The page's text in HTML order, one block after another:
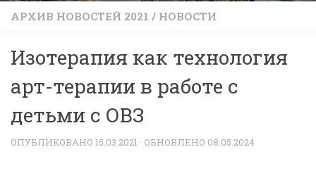
АРХИВ НОВОСТЕЙ 2021 / НОВОСТИ
Изотерапия как технология
арт-терапии в работе с
детьми с ОВЗ
ОПУБЛИКОВАНО 15.03.2021 · ОБНОВЛЕНО 08.05.2024